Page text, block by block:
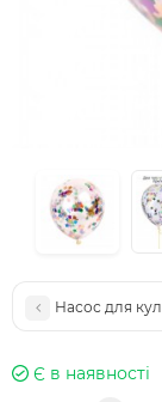
Насос для
Є в наявності